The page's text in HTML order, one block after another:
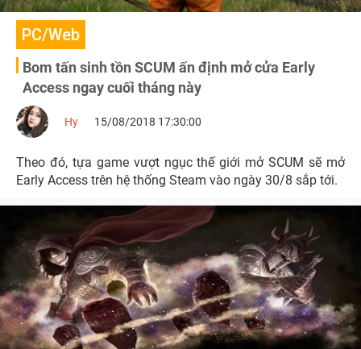
PC/Web
Bom tấn sinh tồn SCUM ấn định mở cửa Early
Access ngay cuối tháng này
Hy 15/08/2018 17:30:00
Theo đó, tựa game vượt ngục thế giới mở SCUM sẽ mở
Early Access trên hệ thống Steam vào ngày 30/8 sắp tới.